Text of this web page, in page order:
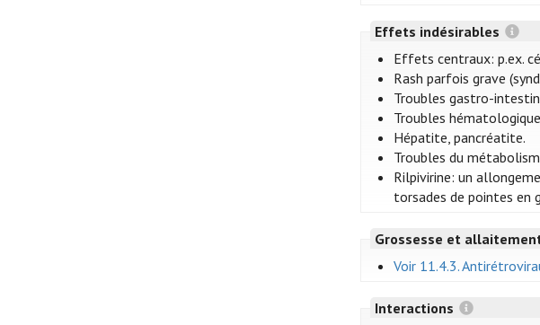
Effets indésirables
Effets centraux: p.ex.
Rash parfois grave
Troubles gastro-
Troubles
Hépatite, pancréatite.
Troubles du
Rilpivirine: un
torsades de pointes en
Grossesse et
Voir 11.4.3.
Interactions